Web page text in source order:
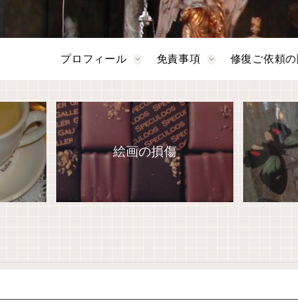
プロフィール 免責事項 修復ご依頼
絵画の損傷